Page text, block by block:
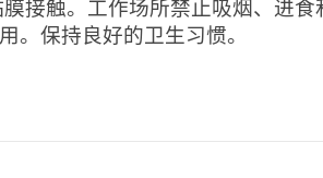
接触。工作场所禁止吸烟、进
。保持良好的卫生习惯。